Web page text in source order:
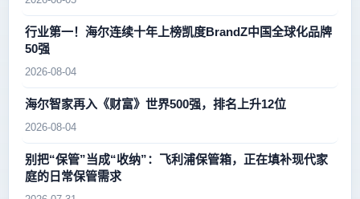
行业第一！海尔连续十年上榜凯度BrandZ中国全球化品牌
50强
2026-08-04
海尔智家再入《财富》世界500强，排名上升12位
2026-08-04
别把“保管”当成“收纳”：飞利浦保管箱，正在填补现代家
庭的日常保管需求